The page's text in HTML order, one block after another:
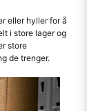
eller hyller for å
i store lager og
store
de trenger.